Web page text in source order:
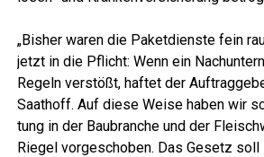
„Bis­her waren die Paket­diens­te fein
jetzt in die Pflicht: Wenn ein
Regeln ver­stößt, haf­tet der
Saat­hoff. Auf die­se Wei­se haben wir
tung in der Bau­bran­che und der
Rie­gel vor­ge­scho­ben. Das Gesetz